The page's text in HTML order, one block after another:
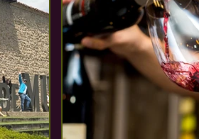
Uvas Industria del vino